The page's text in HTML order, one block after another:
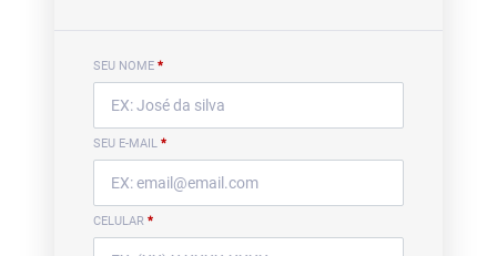
SEU NOME *
SEU E-MAIL *
CELULAR *